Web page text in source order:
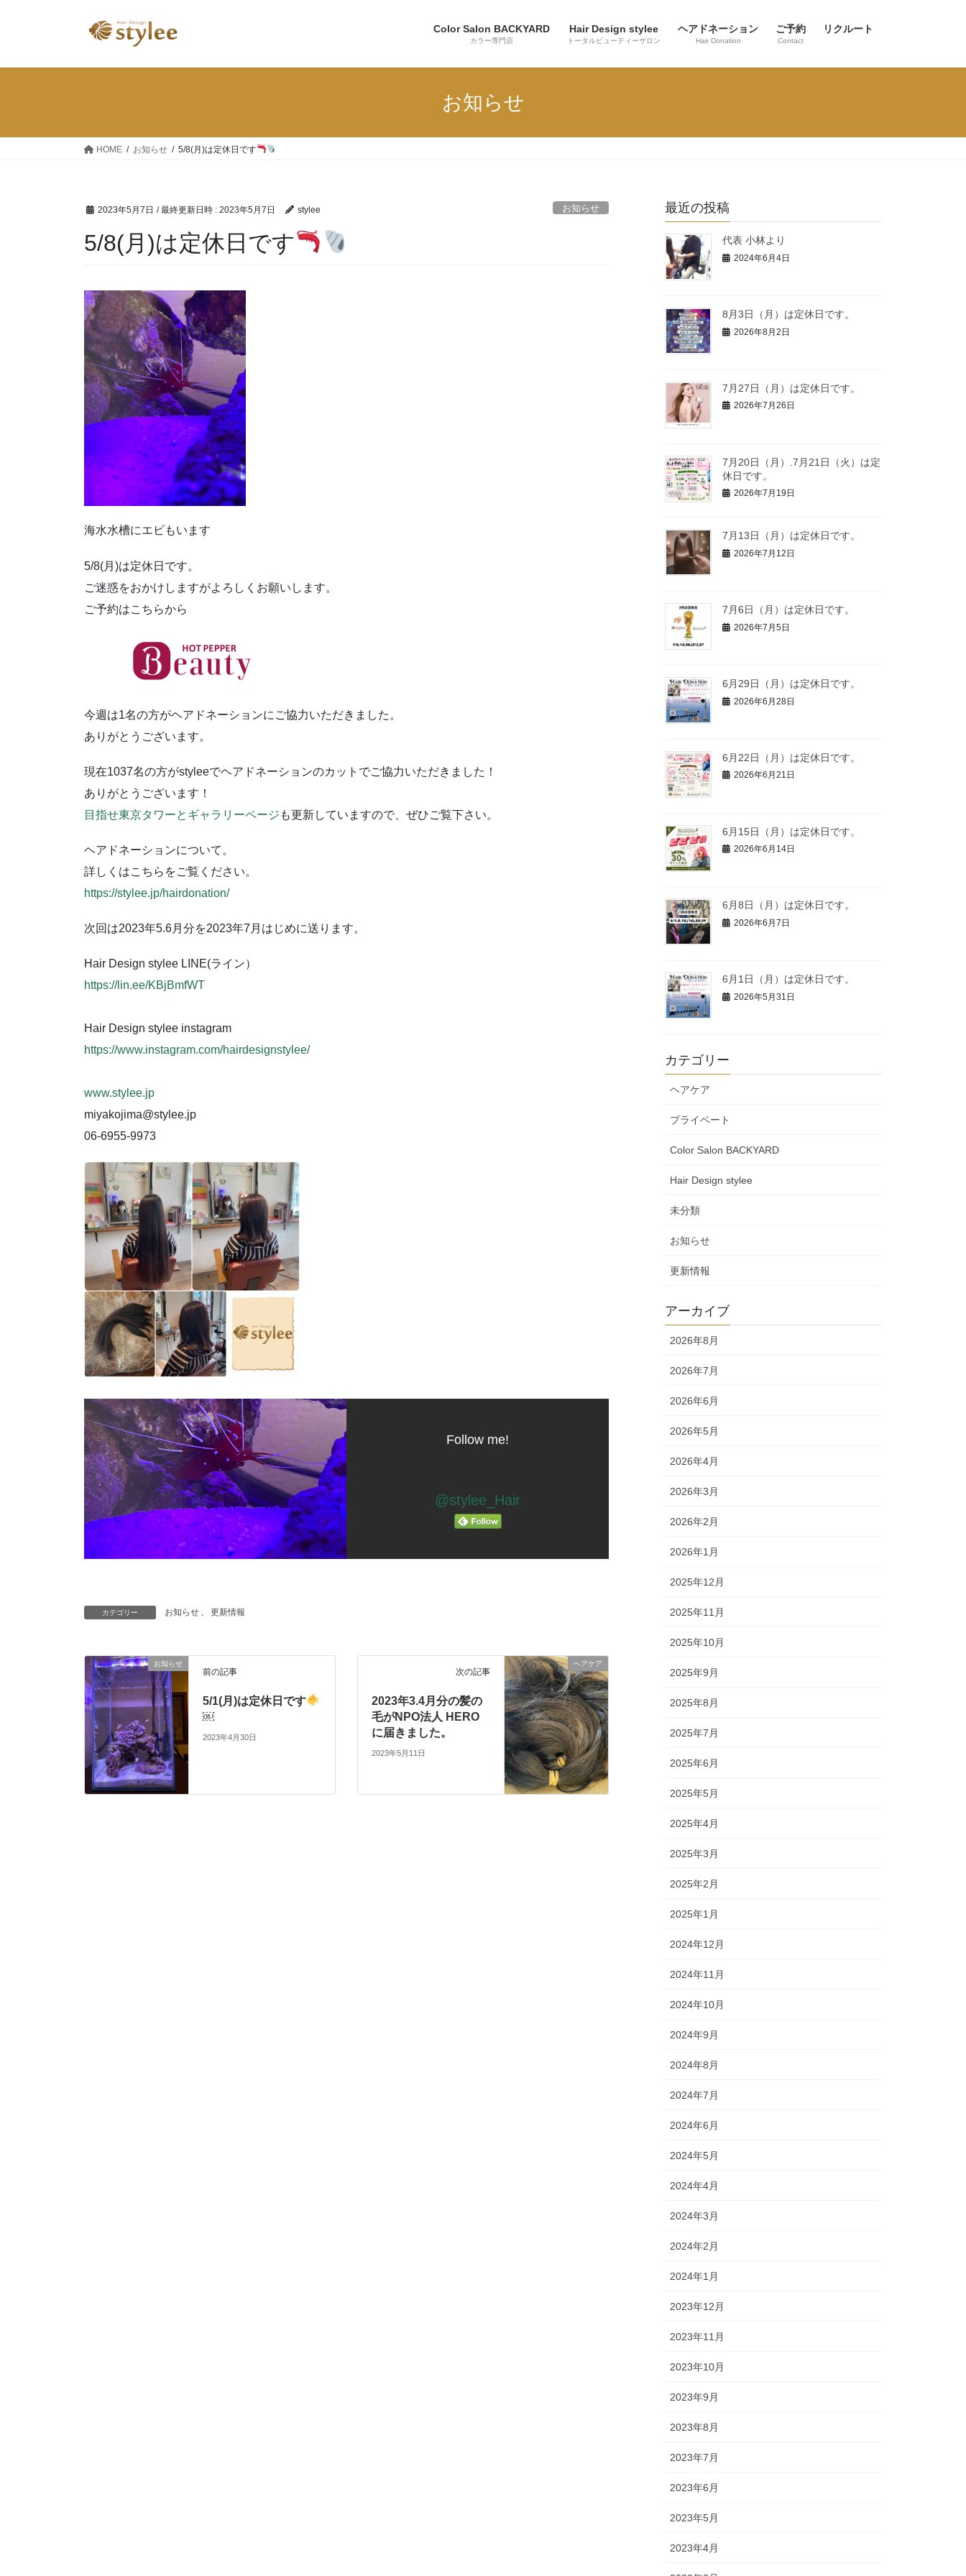
Color Salon BACKYARD
カラー専門店
Hair Design stylee
トータルビューティーサロン
ヘアドネーション
Hair Donation
ご予約
Contact
リクルート
お知らせ
HOME お知らせ 5/8(月)は定休日です
2023年5月7日 / 最終更新日時 : 2023年5月7日 stylee お知らせ
5/8(月)は定休日です
海水水槽にエビもいます
5/8(月)は定休日です。
ご迷惑をおかけしますがよろしくお願いします。
ご予約はこちらから
今週は1名の方がヘアドネーションにご協力いただきました。
ありがとうございます。
現在1037名の方がstyleeでヘアドネーションのカットでご協力いただきました！
ありがとうございます！
目指せ東京タワーとギャラリーページ も更新していますので、ぜひご覧下さい。
ヘアドネーションについて。
詳しくはこちらをご覧ください。
https://stylee.jp/hairdonation/
次回は2023年5.6月分を2023年7月はじめに送ります。
Hair Design stylee LINE(ライン）
https://lin.ee/KBjBmfWT
Hair Design stylee instagram
https://www.instagram.com/hairdesignstylee/
www.stylee.jp
miyakojima@stylee.jp
06-6955-9973
Follow me!
@stylee_Hair
カテゴリー お知らせ 更新情報
お知らせ
前の記事
5/1(月)は定休日です
￼
2023年4月30日
ヘアケア
次の記事
2023年3.4月分の髪の
毛がNPO法人 HERO
に届きました。
2023年5月11日
最近の投稿
代表 小林より
2024年6月4日
8月3日（月）は定休日です。
2026年8月2日
7月27日（月）は定休日です。
2026年7月26日
7月20日（月）.7月21日（火）は定
休日です。
2026年7月19日
7月13日（月）は定休日です。
2026年7月12日
7月6日（月）は定休日です。
2026年7月5日
6月29日（月）は定休日です。
2026年6月28日
6月22日（月）は定休日です。
2026年6月21日
6月15日（月）は定休日です。
2026年6月14日
6月8日（月）は定休日です。
2026年6月7日
6月1日（月）は定休日です。
2026年5月31日
カテゴリー
ヘアケア
プライベート
Color Salon BACKYARD
Hair Design stylee
未分類
お知らせ
更新情報
アーカイブ
2026年8月
2026年7月
2026年6月
2026年5月
2026年4月
2026年3月
2026年2月
2026年1月
2025年12月
2025年11月
2025年10月
2025年9月
2025年8月
2025年7月
2025年6月
2025年5月
2025年4月
2025年3月
2025年2月
2025年1月
2024年12月
2024年11月
2024年10月
2024年9月
2024年8月
2024年7月
2024年6月
2024年5月
2024年4月
2024年3月
2024年2月
2024年1月
2023年12月
2023年11月
2023年10月
2023年9月
2023年8月
2023年7月
2023年6月
2023年5月
2023年4月